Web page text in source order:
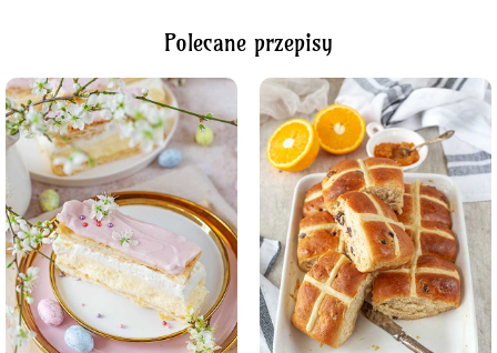
Polecane przepisy